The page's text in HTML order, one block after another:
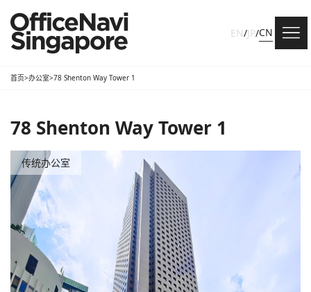
EN/JP/CN
首页>办公室>78 Shenton Way Tower 1
78 Shenton Way Tower 1
传统办公室